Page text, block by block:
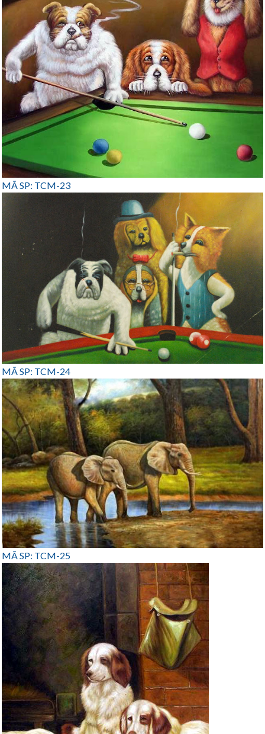
MÃ SP: TCM-23
MÃ SP: TCM-24
MÃ SP: TCM-25